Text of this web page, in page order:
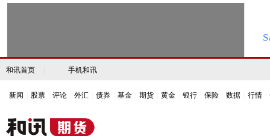
和讯首页 手机和讯
新闻 股票 评论 外汇 债券 基金 期货 黄金 银行 保险 数据 行情